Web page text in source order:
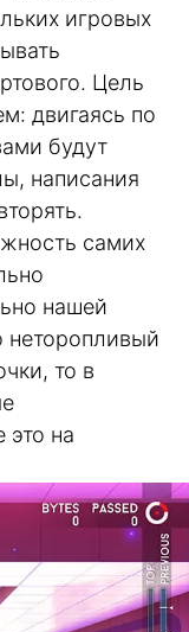
игровых
Цель
двигаясь по
будут
написания
самих
нашей
неторопливый
то в
на